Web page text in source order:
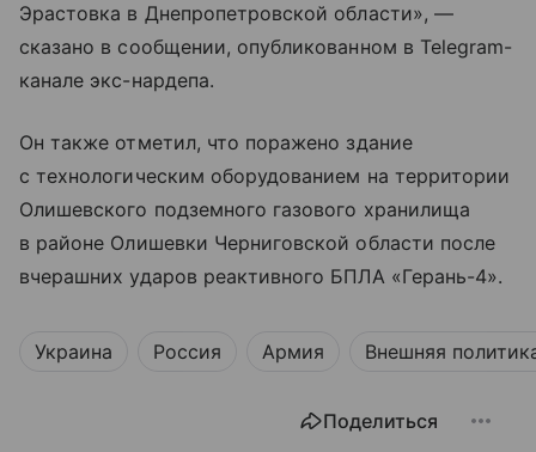
Эрастовка в Днепропетровской области», —
сказано в сообщении, опубликованном в Telegram-
канале экс-нардепа.
Он также отметил, что поражено здание
с технологическим оборудованием на территории
Олишевского подземного газового хранилища
в районе Олишевки Черниговской области после
вчерашних ударов реактивного БПЛА «Герань-4».
Украина Россия Армия Внешняя
Поделиться